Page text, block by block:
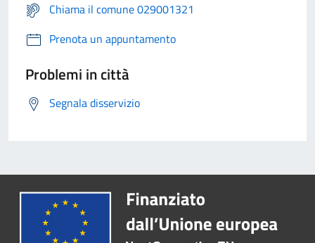
Chiama il comune 029001321
Prenota un appuntamento
Problemi in città
Segnala disservizio